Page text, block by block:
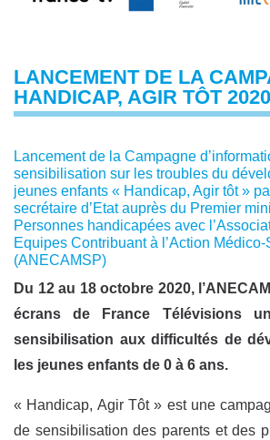
LANCEMENT DE LA
HANDICAP, AGIR TÔT 2020
Lancement de la Campagne
sensibilisation sur les troubles du
jeunes enfants « Handicap, Agir tôt »
secrétaire d’Etat auprès du Premier
Personnes handicapées avec
Equipes Contribuant à l’Action
(ANECAMSP)
Du 12 au 18 octobre 2020,
écrans de France Télévisions
sensibilisation aux difficultés de
les jeunes enfants de 0 à 6 ans.
« Handicap, Agir Tôt » est une
de sensibilisation des parents et des